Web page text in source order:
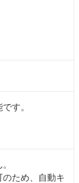
す。
ため、自動キ